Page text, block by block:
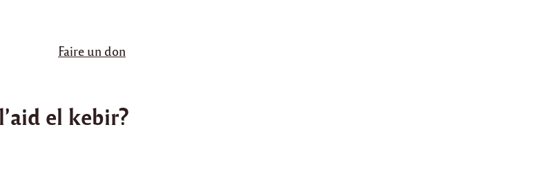
Faire un don
el kebir?